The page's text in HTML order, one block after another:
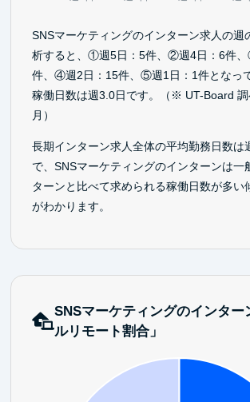
SNSマーケティングのインターン求人の週
析すると、①週5日：5件、②週4日：6件
件、④週2日：15件、⑤週1日：1件となっ
稼働日数は週3.0日です。（※ UT-Board
月）
長期インターン求人全体の平均勤務日数は
で、SNSマーケティングのインターンは一
ターンと比べて求められる稼働日数が多い
がわかります。
SNSマーケティングのインター
ルリモート割合」